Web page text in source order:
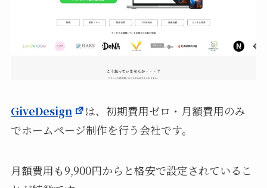
GiveDesign
は、初期費用ゼロ・月額費用のみ
でホームページ制作を行う会社です。
月額費用も9,900円からと格安で設定されているこ